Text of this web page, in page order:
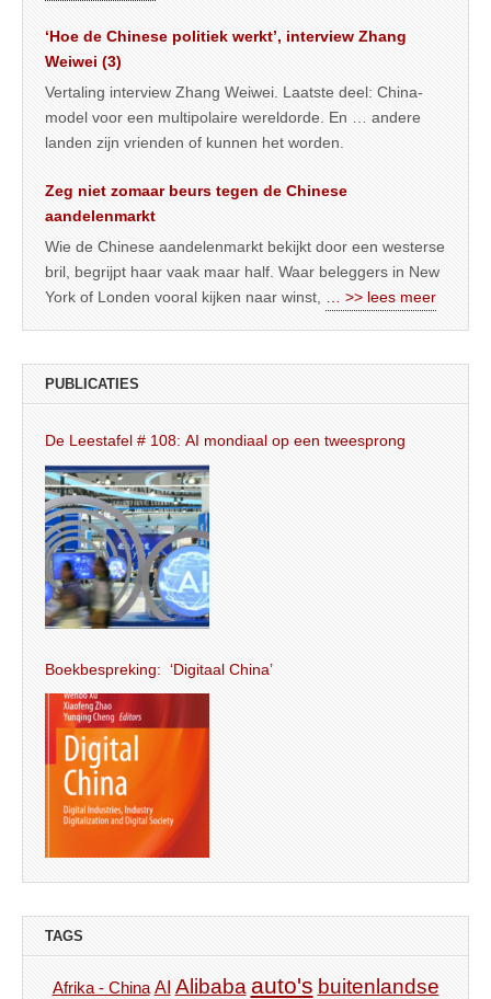
‘Hoe de Chinese politiek werkt’, interview Zhang
Weiwei (3)
Vertaling interview Zhang Weiwei. Laatste deel: China-
model voor een multipolaire wereldorde. En … andere
landen zijn vrienden of kunnen het worden.
Zeg niet zomaar beurs tegen de Chinese
aandelenmarkt
Wie de Chinese aandelenmarkt bekijkt door een westerse
bril, begrijpt haar vaak maar half. Waar beleggers in New
York of Londen vooral kijken naar winst,
… >> lees meer
PUBLICATIES
De Leestafel # 108: AI mondiaal op een tweesprong
Boekbespreking: ‘Digitaal China’
TAGS
Afrika - China AI Alibaba auto's buitenlandse